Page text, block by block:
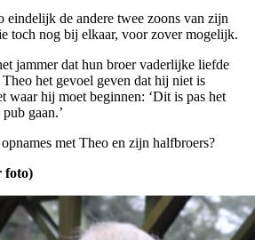
eindelijk de andere twee zoons van zijn
toch nog bij elkaar, voor zover mogelijk.
jammer dat hun broer vaderlijke liefde
het gevoel geven dat hij niet is
waar hij moet beginnen: ‘Dit is pas het
gaan.’
met Theo en zijn halfbroers?
foto)